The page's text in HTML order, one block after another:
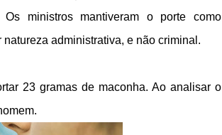
ministros mantiveram o porte como
administrativa, e não criminal.
23 gramas de maconha. Ao analisar o